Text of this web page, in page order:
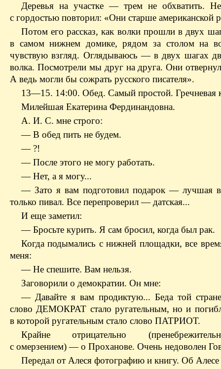
Деревья на участке — трем не обхватить.
с гордостью повторил: «Они старше американской
Потом его рассказ, как волки прошли в двух
в самом нижнем домике, рядом за столом на
чувствую взгляд. Оглядываюсь — в двух шагах
волка. Посмотрели мы друг на друга. Они
А ведь могли бы сожрать русского писателя».
13—15. 14:00. Обед. Самый простой. Гречневая
Милейшая Екатерина Фердинандовна.
А. И. С. мне строго:
— В обед пить не будем.
— ?!
— После этого не могу работать.
— Нет, а я могу...
— Зато я вам подготовил подарок — лучшая
только пивал. Все перепроверил — датская...
И еще заметил:
— Бросьте курить. Я сам бросил, когда был рак.
Когда подымались с нижней площадки, все
меня:
— Не спешите. Вам нельзя.
Заговорили о демократии. Он мне:
— Давайте я вам продиктую... Беда той
слово ДЕМОКРАТ стало ругательным, но и
в которой ругательным стало слово ПАТРИОТ.
Крайне отрицательно
с омерзением) — о Проханове. Очень недоволен
Передал от Алеся фотографию и книгу. Об